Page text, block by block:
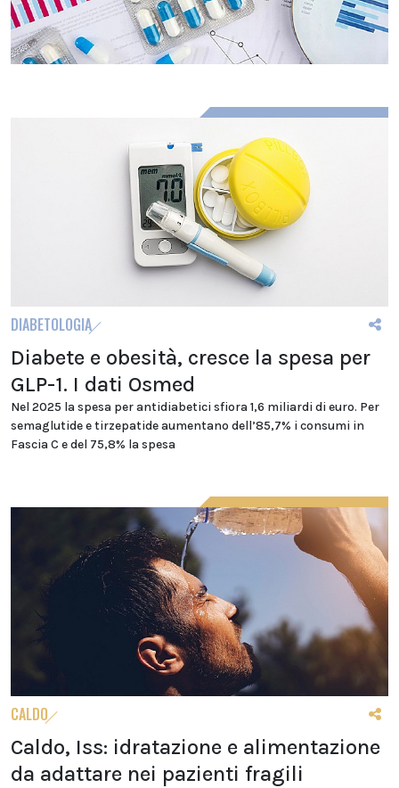
DIABETOLOGIA
Diabete e obesità, cresce la spesa per
GLP-1. I dati Osmed
Nel 2025 la spesa per antidiabetici sfiora 1,6 miliardi di euro. Per
semaglutide e tirzepatide aumentano dell’85,7% i consumi in
Fascia C e del 75,8% la spesa
CALDO
Caldo, Iss: idratazione e alimentazione
da adattare nei pazienti fragili